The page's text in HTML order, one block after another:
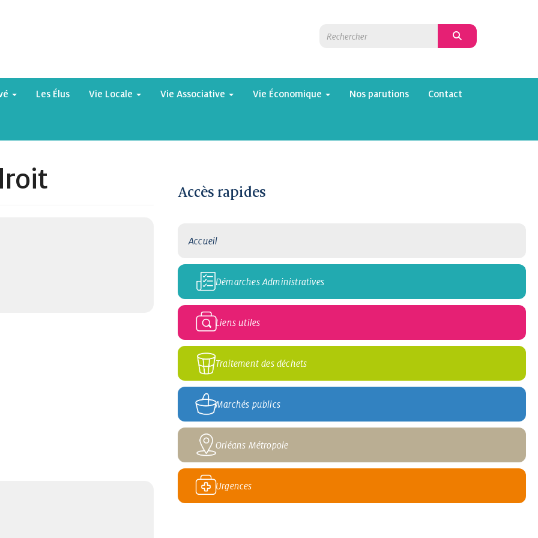
Les Élus Vie Locale Vie Associative Vie Économique Nos parutions Contact
Accès rapides
Accueil
Démarches Administratives
Liens utiles
Traitement des déchets
Marchés publics
Orléans Métropole
Urgences